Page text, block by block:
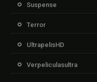
Suspense
Terror
UltrapelisHD
Verpeliculasultra